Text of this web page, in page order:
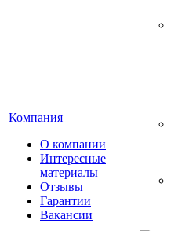
Компания
О компании
Интересные
материалы
Отзывы
Гарантии
Вакансии